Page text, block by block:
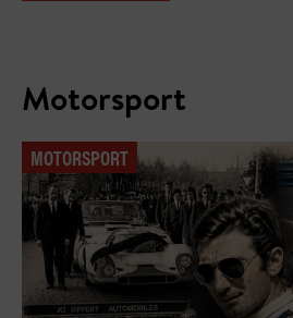
Motorsport
MOTORSPORT